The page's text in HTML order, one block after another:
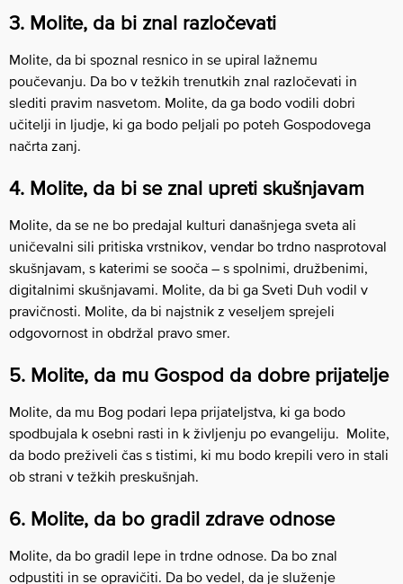
3. Molite, da bi znal razločevati
Molite, da bi spoznal resnico in se upiral lažnemu
poučevanju. Da bo v težkih trenutkih znal razločevati in
slediti pravim nasvetom. Molite, da ga bodo vodili dobri
učitelji in ljudje, ki ga bodo peljali po poteh Gospodovega
načrta zanj.
4. Molite, da bi se znal upreti skušnjavam
Molite, da se ne bo predajal kulturi današnjega sveta ali
uničevalni sili pritiska vrstnikov, vendar bo trdno nasprotoval
skušnjavam, s katerimi se sooča – s spolnimi, družbenimi,
digitalnimi skušnjavami. Molite, da bi ga Sveti Duh vodil v
pravičnosti. Molite, da bi najstnik z veseljem sprejeli
odgovornost in obdržal pravo smer.
5. Molite, da mu Gospod da dobre prijatelje
Molite, da mu Bog podari lepa prijateljstva, ki ga bodo
spodbujala k osebni rasti in k življenju po evangeliju. Molite,
da bodo preživeli čas s tistimi, ki mu bodo krepili vero in stali
ob strani v težkih preskušnjah.
6. Molite, da bo gradil zdrave odnose
Molite, da bo gradil lepe in trdne odnose. Da bo znal
odpustiti in se opravičiti. Da bo vedel, da je služenje